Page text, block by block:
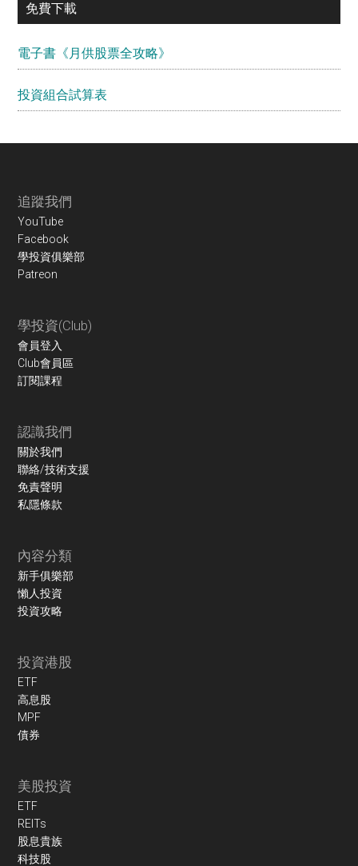
免費下載
電子書《月供股票全攻略》
投資組合試算表
Footer
追蹤我們
YouTube
Facebook
學投資俱樂部
Patreon
學投資(Club)
會員登入
Club會員區
訂閱課程
認識我們
關於我們
聯絡/技術支援
免責聲明
私隱條款
內容分類
新手俱樂部
懶人投資
投資攻略
投資港股
ETF
高息股
MPF
債券
美股投資
ETF
REITs
股息貴族
科技股